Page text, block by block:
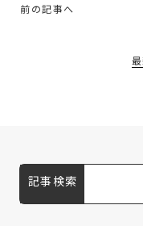
前の記事へ
記事検索